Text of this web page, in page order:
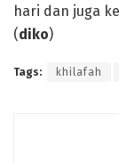
hari dan juga
(diko)
Tags: khilafah